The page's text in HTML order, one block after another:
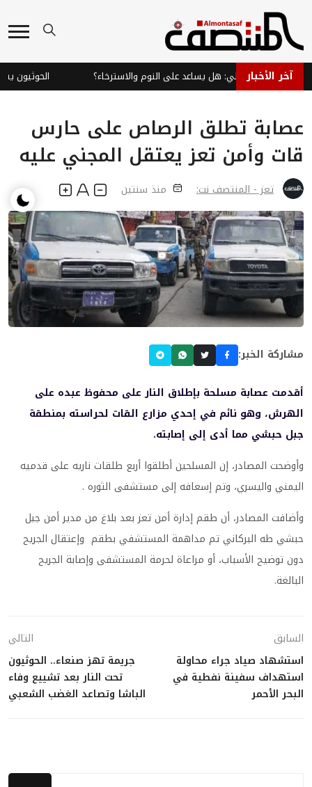
آخر الأخبار
النعناع الفلفلي: هل يساعد على النوم والاسترخاء؟ الحوثيون
عصابة تطلق الرصاص على حارس
قات وأمن تعز يعتقل المجني عليه
تعز - المنتصف نت: منذ سنتين
مشاركة الخبر:
أقدمت عصابة مسلحة بإطلاق النار على محفوظ عبده على
الهرش، وهو نائم في إحدي مزارع القات لحراسته بمنطقة
جبل حبشي مما أدى إلى إصابته.
وأوضحت المصادر، إن المسلحين أطلقوا أربع طلقات ناريه على قدميه
اليمني واليسري، وتم إسعافه إلى مستشفى الثوره .
وأضافت المصادر، أن طقم إدارة أمن تعز بعد بلاغ من مدير أمن جبل
حبشي طه البركاني تم مداهمة المستشفي بطقم وإعتقال الجريح
دون توضيح الأسباب، أو مراعاة لحرمة المستشفى وإصابة الجريح
البالغة.
السابق
استشهاد صياد جراء محاولة
استهداف سفينة نفطية في
البحر الأحمر
التالي
جريمة تهز صنعاء.. الحوثيون
تحت النار بعد تشييع وفاء
الباشا وتصاعد الغضب الشعبي